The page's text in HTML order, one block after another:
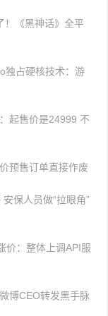
！《黑神话》全平
独占硬核技术：游
起售价是24999 不
预售订单直接作废
保人员做“拉眼角”
价：整体上调API服
博CEO转发黑手脉